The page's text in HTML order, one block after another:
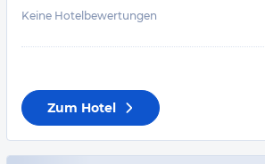
Keine Hotelbewertungen
Zum Hotel